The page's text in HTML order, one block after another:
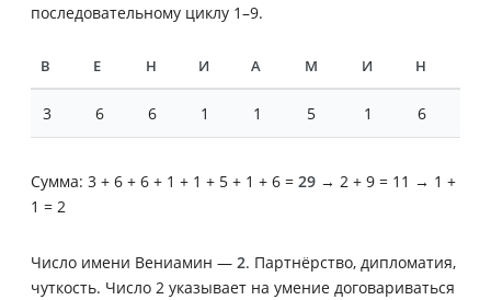
последовательному циклу 1–9.
В Е Н И А М И Н
3 6 6 1 1 5 1 6
Сумма: 3 + 6 + 6 + 1 + 1 + 5 + 1 + 6 = 29 → 2 + 9 = 11 → 1 +
1 = 2
Число имени Вениамин — 2. Партнёрство, дипломатия,
чуткость. Число 2 указывает на умение договариваться